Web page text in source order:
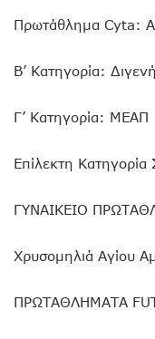
Πρωτάθλημα Cyta:
Β’ Κατηγορία:
Γ’ Κατηγορία: ΜΕΑΠ
Επίλεκτη
ΓΥΝΑΙΚΕΙΟ
Χρυσομηλιά Αγίου
ΠΡΩΤΑΘΛΗΜΑΤΑ